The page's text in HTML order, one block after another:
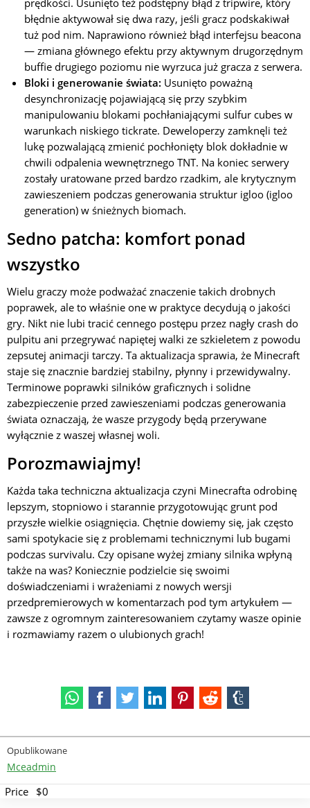
prędkości. Usunięto też podstępny błąd z tripwire, który
błędnie aktywował się dwa razy, jeśli gracz podskakiwał
tuż pod nim. Naprawiono również błąd interfejsu beacona
— zmiana głównego efektu przy aktywnym drugorzędnym
buffie drugiego poziomu nie wyrzuca już gracza z serwera.
Bloki i generowanie świata: Usunięto poważną
desynchronizację pojawiającą się przy szybkim
manipulowaniu blokami pochłaniającymi sulfur cubes w
warunkach niskiego tickrate. Deweloperzy zamknęli też
lukę pozwalającą zmienić pochłonięty blok dokładnie w
chwili odpalenia wewnętrznego TNT. Na koniec serwery
zostały uratowane przed bardzo rzadkim, ale krytycznym
zawieszeniem podczas generowania struktur igloo (igloo
generation) w śnieżnych biomach.
Sedno patcha: komfort ponad
wszystko
Wielu graczy może podważać znaczenie takich drobnych
poprawek, ale to właśnie one w praktyce decydują o jakości
gry. Nikt nie lubi tracić cennego postępu przez nagły crash do
pulpitu ani przegrywać napiętej walki ze szkieletem z powodu
zepsutej animacji tarczy. Ta aktualizacja sprawia, że Minecraft
staje się znacznie bardziej stabilny, płynny i przewidywalny.
Terminowe poprawki silników graficznych i solidne
zabezpieczenie przed zawieszeniami podczas generowania
świata oznaczają, że wasze przygody będą przerywane
wyłącznie z waszej własnej woli.
Porozmawiajmy!
Każda taka techniczna aktualizacja czyni Minecrafta odrobinę
lepszym, stopniowo i starannie przygotowując grunt pod
przyszłe wielkie osiągnięcia. Chętnie dowiemy się, jak często
sami spotykacie się z problemami technicznymi lub bugami
podczas survivalu. Czy opisane wyżej zmiany silnika wpłyną
także na was? Koniecznie podzielcie się swoimi
doświadczeniami i wrażeniami z nowych wersji
przedpremierowych w komentarzach pod tym artykułem —
zawsze z ogromnym zainteresowaniem czytamy wasze opinie
i rozmawiamy razem o ulubionych grach!
Opublikowane
Mceadmin
Price $0